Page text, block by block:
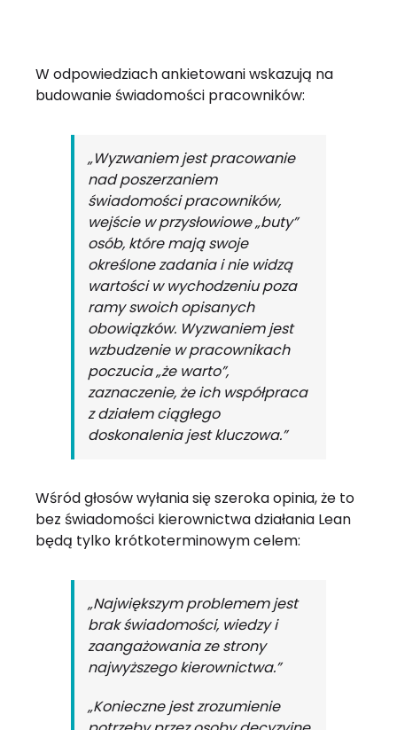
W odpowiedziach ankietowani wskazują na
budowanie świadomości pracowników:
„Wyzwaniem jest pracowanie
nad poszerzaniem
świadomości pracowników,
wejście w przysłowiowe „buty”
osób, które mają swoje
określone zadania i nie widzą
wartości w wychodzeniu poza
ramy swoich opisanych
obowiązków. Wyzwaniem jest
wzbudzenie w pracownikach
poczucia „że warto”,
zaznaczenie, że ich współpraca
z działem ciągłego
doskonalenia jest kluczowa.”
Wśród głosów wyłania się szeroka opinia, że to
bez świadomości kierownictwa działania Lean
będą tylko krótkoterminowym celem:
„Największym problemem jest
brak świadomości, wiedzy i
zaangażowania ze strony
najwyższego kierownictwa.”
„Konieczne jest zrozumienie